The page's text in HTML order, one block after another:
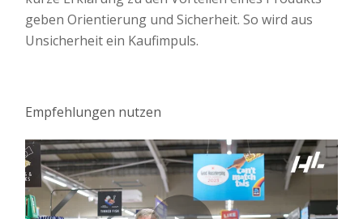
geben Orientierung und Sicherheit. So wird aus
Unsicherheit ein Kaufimpuls.
Empfehlungen nutzen